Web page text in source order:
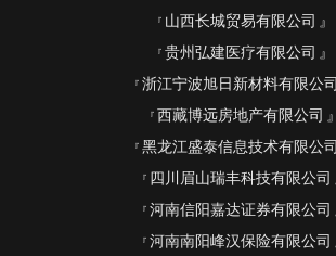
山西长城贸易有限公司
贵州弘建医疗有限公司
浙江宁波旭日新材料有限公司
西藏博远房地产有限公司
黑龙江盛泰信息技术有限公司
四川眉山瑞丰科技有限公司
河南信阳嘉达证券有限公司
河南南阳峰汉保险有限公司